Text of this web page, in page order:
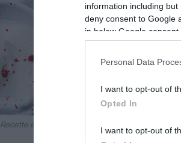
information including
deny consent to Google
in below Google consent
Personal Data
I want to opt-out of
Opted In
I want to opt-out of
Recette et Stylisme : © Annelyse Chardon |